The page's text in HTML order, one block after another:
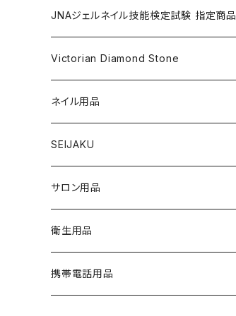
ACRYLIC POWDER（アクリルパウダー）
NAIL LIQUID（ネイルリキッド）
DIP & COLOR ACRYLIC POWDERS
DIP AND COLOR ACRYLIC POWDERS
KITS（キット）
GEL（ジェル）
SYNERGY GEL（シナジージェル）
PRECISION GEL APPLICATORS
ACCESSORIES（アクセサリー）
E-FILE & BITS（電子ファイルとビット）
DUST COLLECTOR（集塵機）
NAIL POLISH（ネイルポリッシュ）
YN NAIL POLISH（ネイルポリッシュ）
YN CONVERSIONS（別のヤングネイルズ）
NAIL ART（ネイルアート）
YN ART GLITTERS（アートグリッター）
YN ART MYLARS（アートマイラー）
PREPS & TREATMENTS
BRUSH CAP（ブラシキャップ）
nana kara petit [1g] （ナナカラ プチ）
フィルインジェル
クリアジェル
ネイルパーツ
ネイルストーンパーツ
NAIL TIPS
NAIL TOOL
ブラシ
ネイルファイル
NAIL PREPS
LED/UVライト
3Dジェル
ベースジェル
NAIL ART
ネイルパーツ
パウダー
NAIL TOOL
フットファイル
NAIL PREPS
セット
単品
JNAジェルネイル技能検定試験 指定商品
クリアジェル
カラージェル 赤指定色
Victorian Diamond Stone
50粒入り
1,440粒入り（大容量）
スノーフレイクシリーズ
ビジューシリーズ
ネイル用品
コリンスキー アクリルブラシ
浦和工業・ウラワ（URAWA）
スワロフスキー
Twinkle Cap（トゥインクルキャップ）
SEIJAKU
SHIRT
T-SHIRT
サロン用品
衛生用品
携帯電話用品